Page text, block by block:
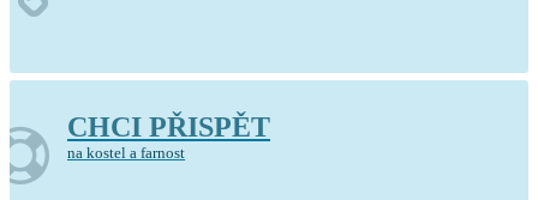
CHCI PŘISPĚT
na kostel a farnost